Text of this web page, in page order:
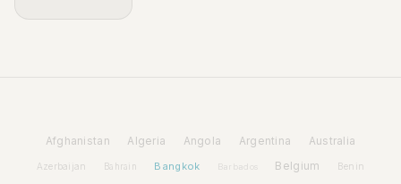
Afghanistan Algeria Angola Argentina Australia
Azerbaijan Bahrain Bangkok Barbados Belgium Benin